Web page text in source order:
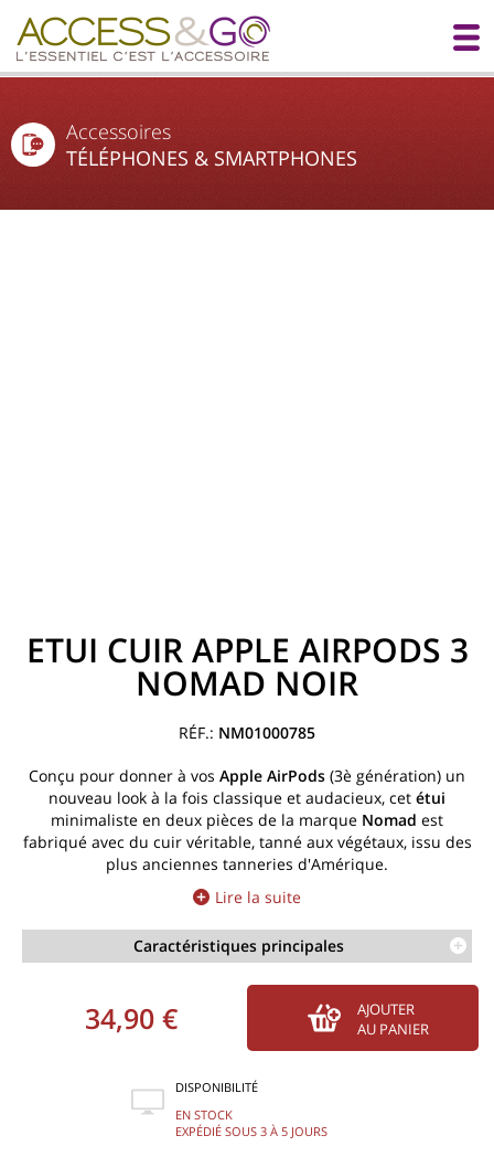
Accessoires
TÉLÉPHONES & SMARTPHONES
ETUI CUIR APPLE AIRPODS 3
NOMAD NOIR
NM01000785
Conçu pour donner à vos Apple AirPods (3è génération) un
nouveau look à la fois classique et audacieux, cet étui
minimaliste en deux pièces de la marque Nomad est
fabriqué avec du cuir véritable, tanné aux végétaux, issu des
plus anciennes tanneries d'Amérique.
Lire la suite
Caractéristiques principales
34,90 €
AJOUTER
AU PANIER
DISPONIBILITÉ
EN STOCK
EXPÉDIÉ SOUS 3 À 5 JOURS